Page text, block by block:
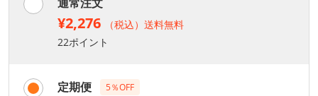
¥2,276
（税込）送料無料
22ポイント
定期便 5％OFF